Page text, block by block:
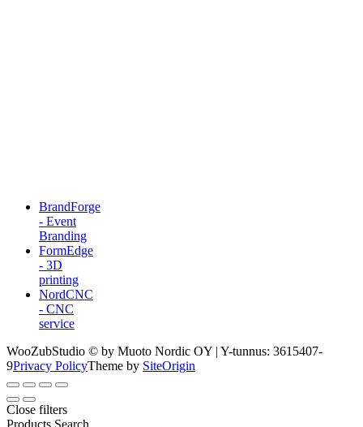
BrandForge
- Event
Branding
FormEdge
- 3D
printing
NordCNC
- CNC
service
WooZubStudio © by Muoto Nordic OY | Y-tunnus: 3615407-
9Privacy PolicyTheme by SiteOrigin
Close filters
Products Search